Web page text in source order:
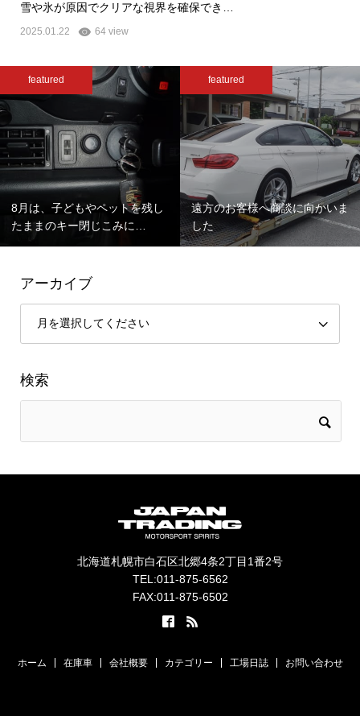
雪や氷が原因でクリアな視界を確保でき…
2025.01.22 64 view
featured
8月は、子どもやペットを残し
たままのキー閉じこみに…
featured
遠方のお客様へ商談に向かいま
した
アーカイブ
検索
北海道札幌市白石区北郷4条2丁目1番2号
TEL:011-875-6562
FAX:011-875-6502
ホーム 在庫車 会社概要 カテゴリー 工場日誌 お問い合わせ